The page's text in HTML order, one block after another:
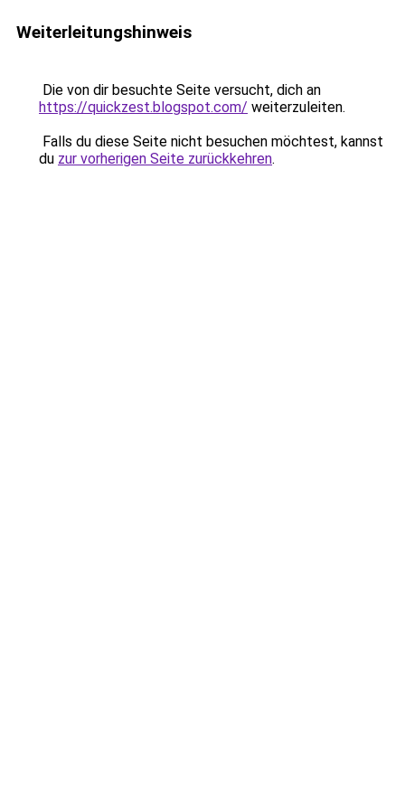
Weiterleitungshinweis
Die von dir besuchte Seite versucht, dich an
https://quickzest.blogspot.com/ weiterzuleiten.
Falls du diese Seite nicht besuchen möchtest, kannst
du zur vorherigen Seite zurückkehren.